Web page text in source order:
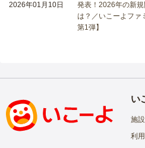
2026年01月10日
発表！2026年の新
は？／いこーよファ
第1弾】
い
施
利